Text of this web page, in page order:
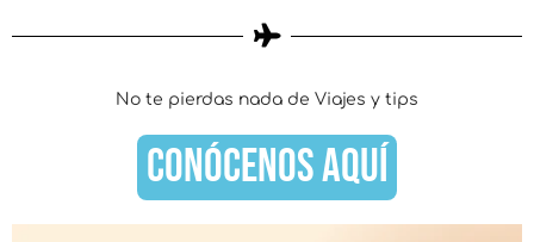
No te pierdas nada de Viajes y tips
CONÓCENOS AQUÍ